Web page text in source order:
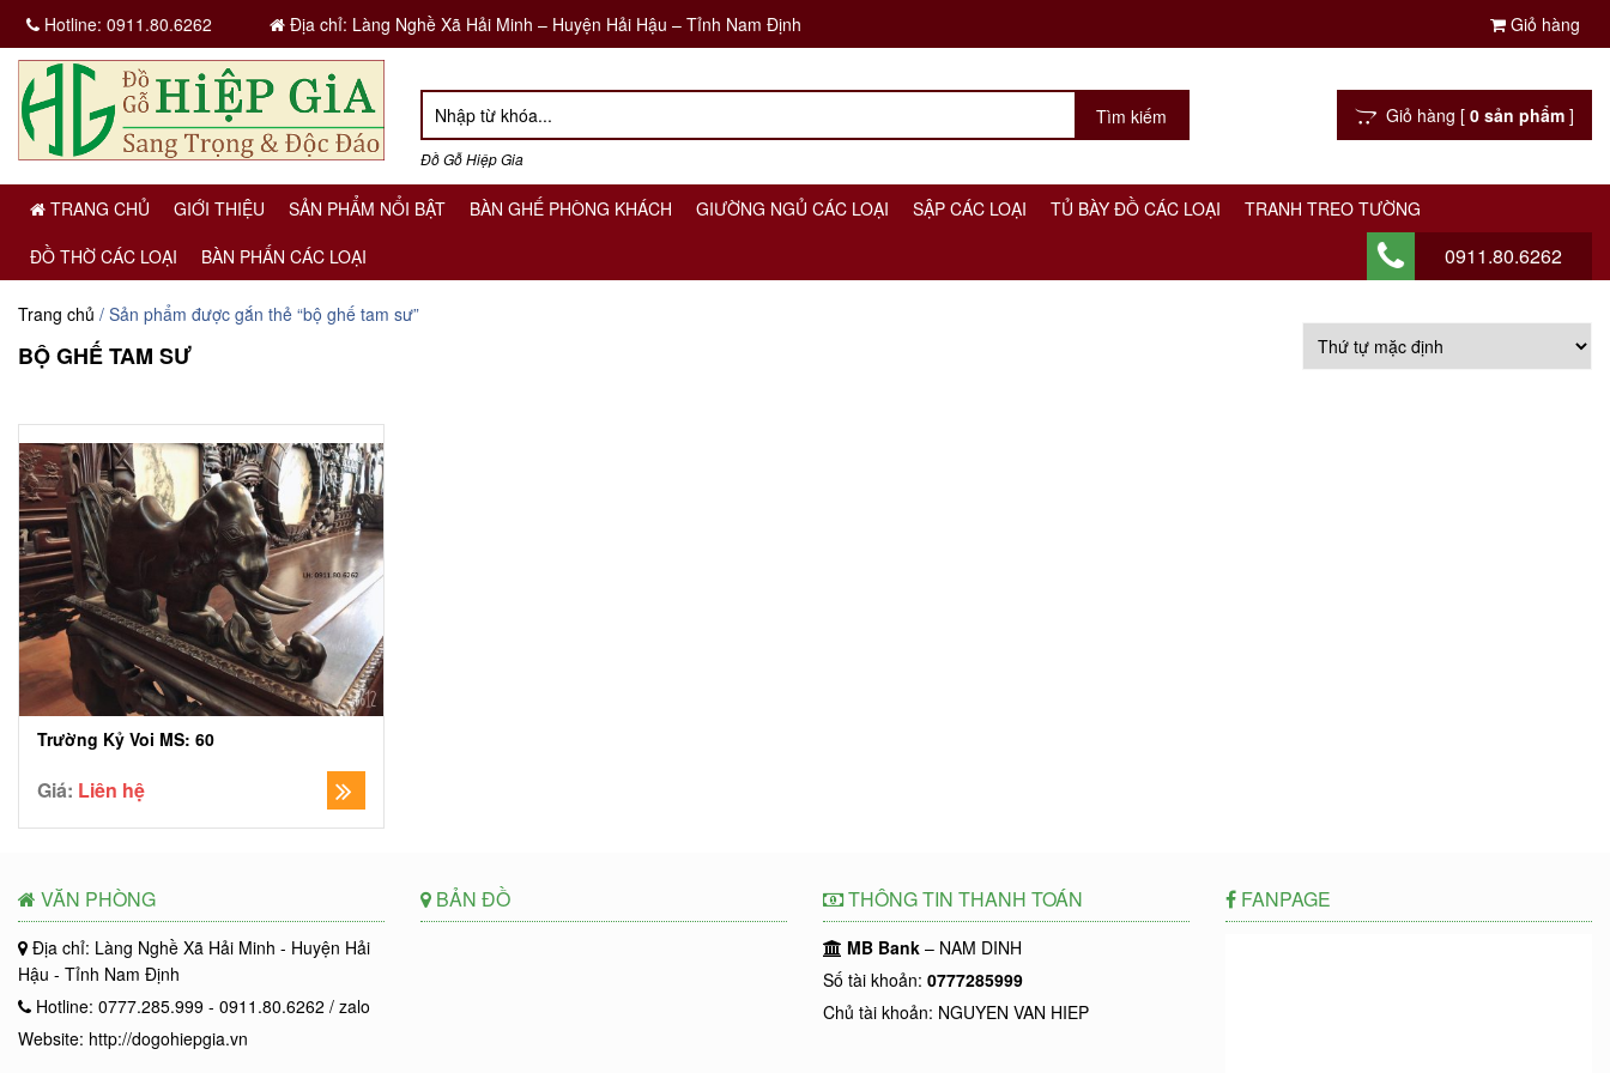
Hotline:0911.80.6262 Địa chỉ: Làng Nghề Xã Hải Minh – Huyện Hải Hậu – Tỉnh Nam Định Giỏ hàng
Đồ Gỗ Hiệp Gia
Giỏ hàng [ 0 sản phẩm ]
TRANG CHỦ GIỚI THIỆU SẢN PHẨM NỔI BẬT BÀN GHẾ PHÒNG KHÁCH GIƯỜNG NGỦ CÁC LOẠI SẬP CÁC LOẠI TỦ BÀY ĐỒ CÁC LOẠI
TRANH TREO TƯỜNG
ĐỒ THỜ CÁC LOẠI
BÀN PHẤN CÁC LOẠI 0911.80.6262
Trang chủ / Sản phẩm được gắn thẻ “bộ ghế tam sư”
BỘ GHẾ TAM SƯ
Trường Kỷ Voi MS: 60
Giá: Liên hệ
VĂN PHÒNG
Địa chỉ: Làng Nghề Xã Hải Minh - Huyện Hải
Hậu - Tỉnh Nam Định
Hotline: 0777.285.999 - 0911.80.6262 / zalo
Website: http://dogohiepgia.vn
BẢN ĐỒ THÔNG TIN THANH TOÁN
MB Bank – NAM DINH
Số tài khoản: 0777285999
Chủ tài khoản: NGUYEN VAN HIEP
FANPAGE